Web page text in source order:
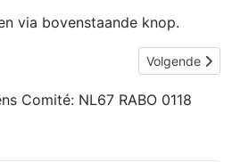
via bovenstaande knop.
Volgende artikel:
Volgende
Comité: NL67 RABO 0118